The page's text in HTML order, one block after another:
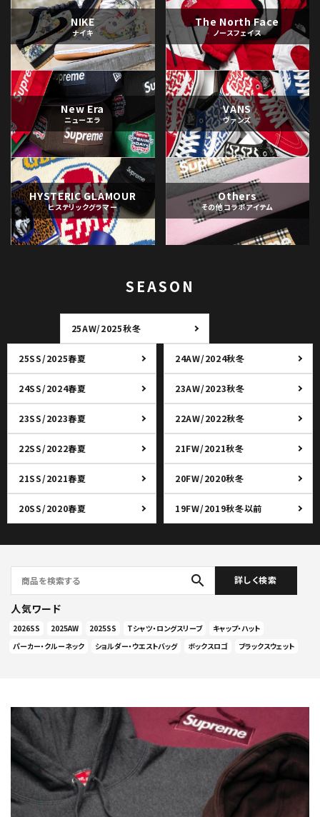
NIKE
ナイキ
The North Face
ノースフェイス
New Era
ニューエラ
VANS
ヴァンズ
HYSTERIC GLAMOUR
ヒステリックグラマー
Others
その他コラボアイテム
SEASON
25AW/2025秋冬
25SS/2025春夏 24AW/2024秋冬
24SS/2024春夏 23AW/2023秋冬
23SS/2023春夏 22AW/2022秋冬
22SS/2022春夏 21FW/2021秋冬
21SS/2021春夏 20FW/2020秋冬
20SS/2020春夏 19FW/2019秋冬以前
search 詳しく検索
人気ワード
2026SS 2025AW 2025SS Tシャツ・ロングスリーブ
キャップ・ハット
パーカー・クルーネック
ショルダー・ウエストバッグ ボックスロゴ ブラックスウェット